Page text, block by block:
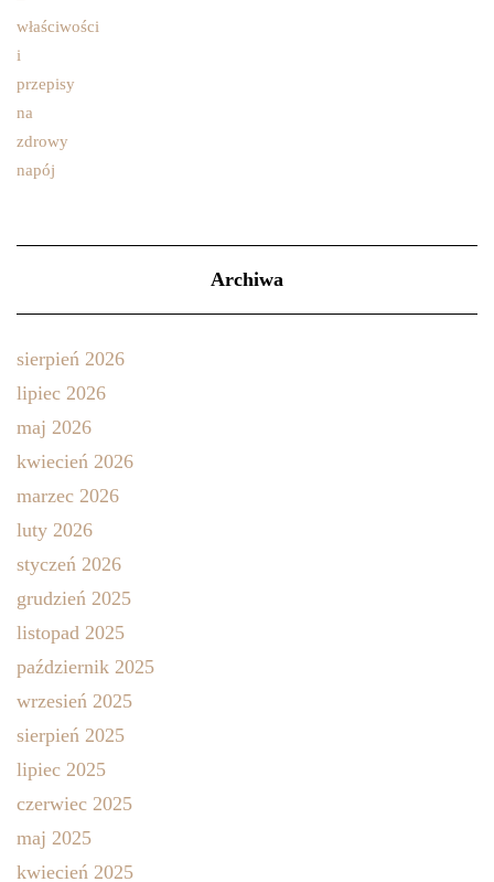
Archiwa
sierpień 2026
lipiec 2026
maj 2026
kwiecień 2026
marzec 2026
luty 2026
styczeń 2026
grudzień 2025
listopad 2025
październik 2025
wrzesień 2025
sierpień 2025
lipiec 2025
czerwiec 2025
maj 2025
kwiecień 2025